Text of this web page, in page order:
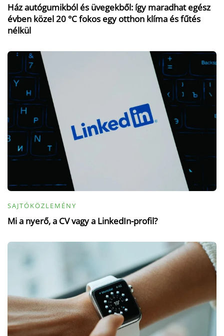
Ház autógumikból és üvegekből: így maradhat egész
évben közel 20 °C fokos egy otthon klíma és fűtés
nélkül
SAJTÓKÖZLEMÉNY
Mi a nyerő, a CV vagy a LinkedIn-profil?